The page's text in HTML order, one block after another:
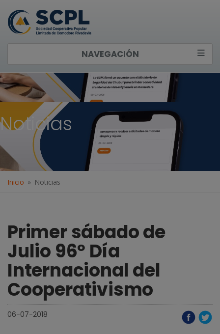
NAVEGACIÓN
Noticias
Inicio Noticias
Primer sábado de
Julio 96º Día
Internacional del
Cooperativismo
06-07-2018